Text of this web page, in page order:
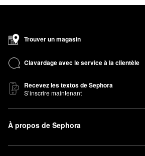
Trouver un magasin
Clavardage avec le service à la clientèle
Recevez les textos de Sephora
S’inscrire maintenant
À propos de Sephora